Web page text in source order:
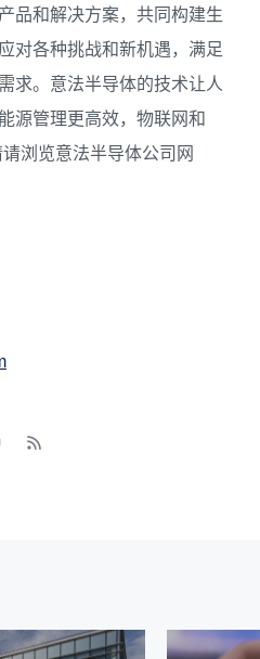
品和解决方案，共同构建生
对各种挑战和新机遇，满足
求。意法半导体的技术让人
源管理更高效，物联网和
浏览意法半导体公司网